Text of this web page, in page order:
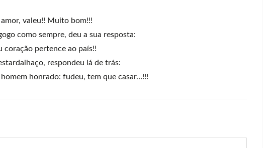
valeu!! Muito bom!!!
como sempre, deu a sua resposta:
coração pertence ao país!!
respondeu lá de trás:
honrado: fudeu, tem que casar…!!!